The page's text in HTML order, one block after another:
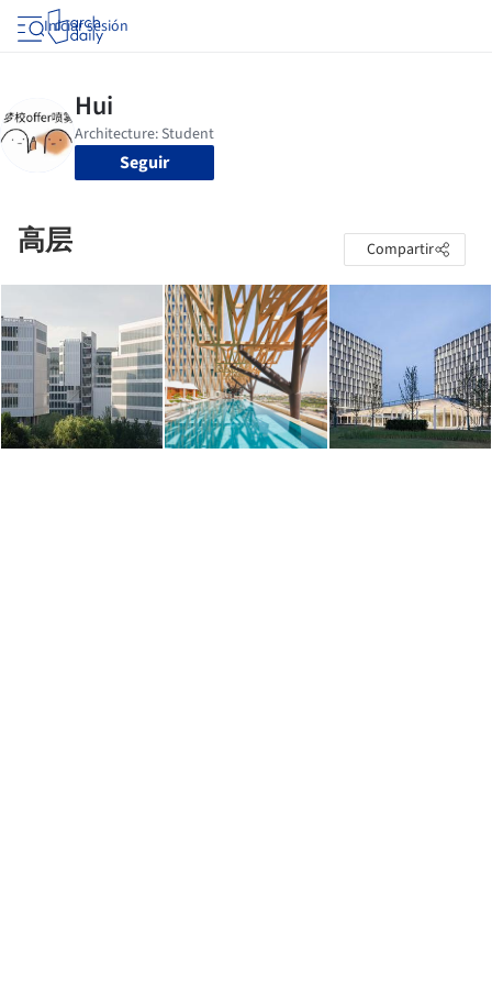
Iniciar sesión
Seguir
高层 Compartir